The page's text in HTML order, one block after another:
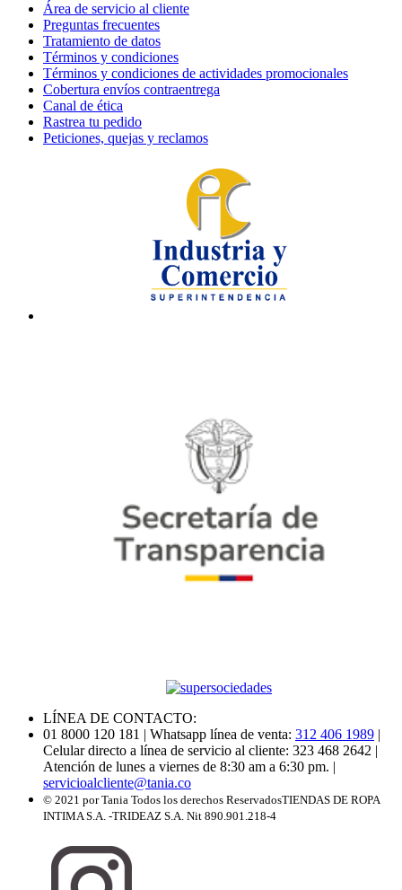
Área de servicio al cliente
Preguntas frecuentes
Tratamiento de datos
Términos y condiciones
Términos y condiciones de actividades promocionales
Cobertura envíos contraentrega
Canal de ética
Rastrea tu pedido
Peticiones, quejas y reclamos
LÍNEA DE CONTACTO:
01 8000 120 181 | Whatsapp línea de venta: 312 406 1989 |
Celular directo a línea de servicio al cliente: 323 468 2642 |
Atención de lunes a viernes de 8:30 am a 6:30 pm. |
servicioalcliente@tania.co
© 2021 por Tania Todos los derechos ReservadosTIENDAS DE ROPA
INTIMA S.A. -TRIDEAZ S.A. Nit 890.901.218-4